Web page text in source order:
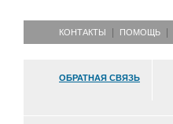
КОНТАКТЫ ПОМОЩЬ
ОБРАТНАЯ СВЯЗЬ